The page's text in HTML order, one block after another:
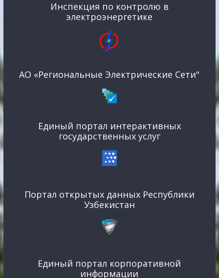
Инспекция по контролю в
электроэнергетике
АО «Региональные Электрические Сети"
Единый портал интерактивных
государственных услуг
Портал открытых данных Республики
Узбекистан
Единый портал корпоративной
информации